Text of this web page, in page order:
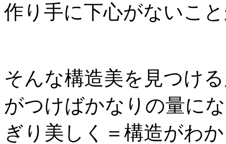
作り手に下心がないこ
そんな構造美を見つけ
がつけばかなりの量に
ぎり美しく＝構造がわ